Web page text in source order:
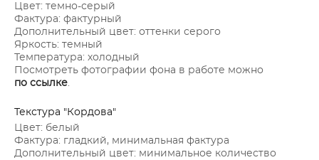
Цвет: темно-серый
Фактура: фактурный
Дополнительный цвет: оттенки серого
Яркость: темный
Температура: холодный
Посмотреть фотографии фона в работе можно
по ссылке.
Текстура "Кордова"
Цвет: белый
Фактура: гладкий, минимальная фактура
Дополнительный цвет: минимальное количество